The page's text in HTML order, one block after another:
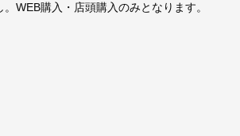
WEB購入・店頭購入のみとなります。